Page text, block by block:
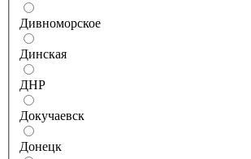
Дивноморское
Динская
ДНР
Докучаевск
Донецк